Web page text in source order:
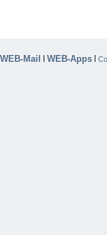
WEB-Mail | WEB-Apps |